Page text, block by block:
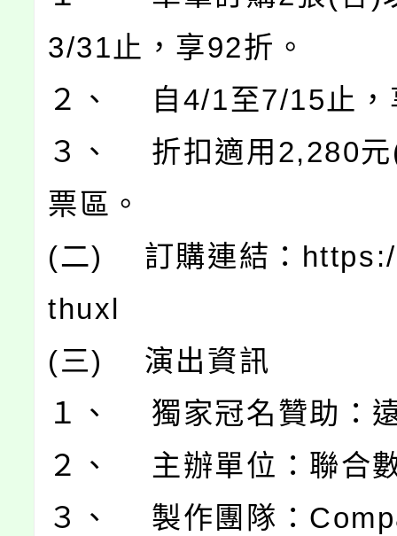
3/31止，享92折。
２、 自4/1至7/15止，
３、 折扣適用2,280元
票區。
(二) 訂購連結：
thuxl
(三) 演出資訊
１、 獨家冠名贊助：
２、 主辦單位：聯合
３、 製作團隊：